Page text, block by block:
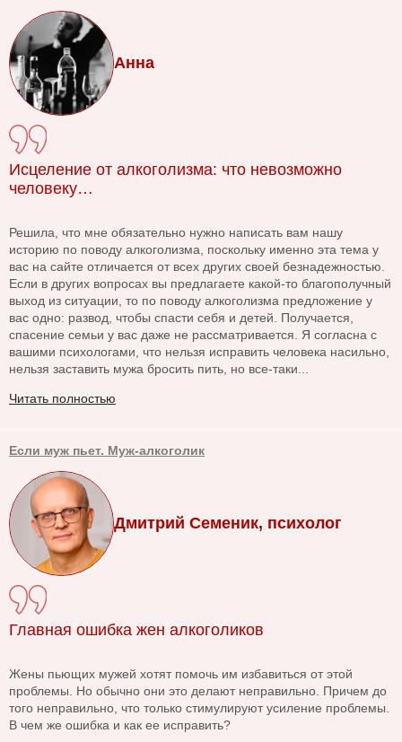
Анна
Исцеление от алкоголизма: что невозможно
человеку…
Решила, что мне обязательно нужно написать вам нашу
историю по поводу алкоголизма, поскольку именно эта тема у
вас на сайте отличается от всех других своей безнадежностью.
Если в других вопросах вы предлагаете какой-то благополучный
выход из ситуации, то по поводу алкоголизма предложение у
вас одно: развод, чтобы спасти себя и детей. Получается,
спасение семьи у вас даже не рассматривается. Я согласна с
вашими психологами, что нельзя исправить человека насильно,
нельзя заставить мужа бросить пить, но все-таки...
Читать полностью
Если муж пьет. Муж-алкоголик
Дмитрий Семеник, психолог
Главная ошибка жен алкоголиков
Жены пьющих мужей хотят помочь им избавиться от этой
проблемы. Но обычно они это делают неправильно. Причем до
того неправильно, что только стимулируют усиление проблемы.
В чем же ошибка и как ее исправить?